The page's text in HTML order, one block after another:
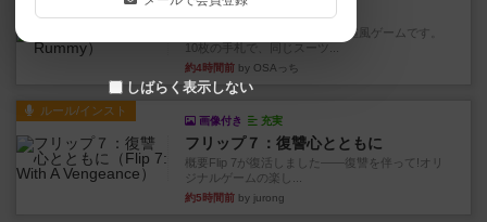
トランプで遊べる2人対戦の麻雀風ゲームです。
10枚の手札で、同じスーツ...
約4時間前 by OSAっち
ルール/インスト
画像付き 充実
フリップ７：復讐心とともに
概要Flip 7が復活しました――復讐を伴って!オリ
ジナルゲームの楽し...
約5時間前 by jurong
しばらく表示しない